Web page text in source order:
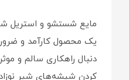
یک محصول کارآمد و
دنبال راهکاری سالم و
کردن شیشه‌های شیر